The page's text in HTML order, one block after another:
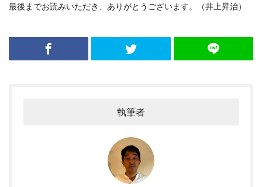
最後までお読みいただき、ありがとうございます。（井上昇治）
執筆者